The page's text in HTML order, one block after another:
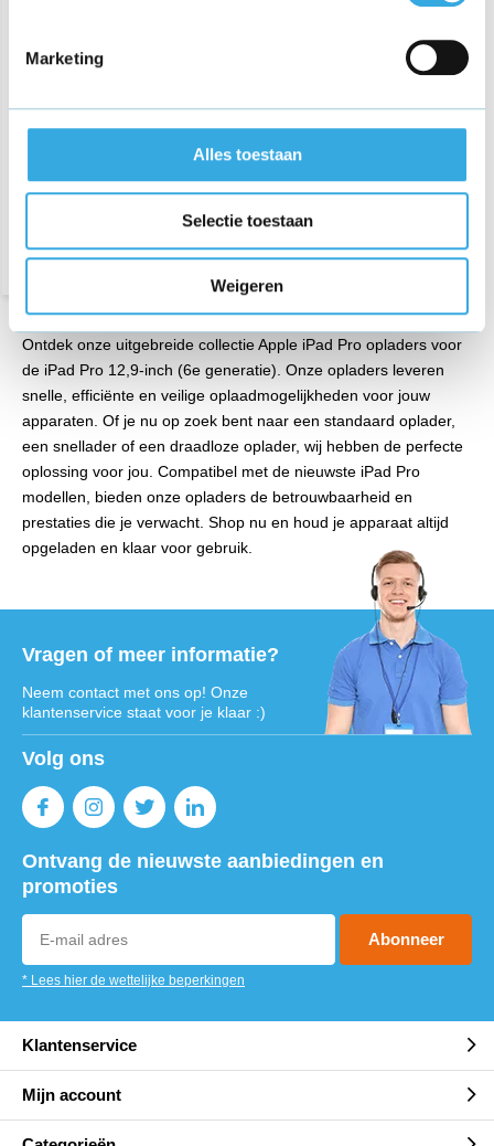
Marketing
Alles toestaan
Selectie toestaan
Weigeren
iPhone USB-C Fast
Charger 20 Watt + USB-C
€ 36,75
Bezorging op maandag of
Ontdek onze uitgebreide collectie Apple iPad Pro opladers voor
de iPad Pro 12,9-inch (6e generatie). Onze opladers leveren
snelle, efficiënte en veilige oplaadmogelijkheden voor jouw
apparaten. Of je nu op zoek bent naar een standaard oplader,
een snellader of een draadloze oplader, wij hebben de perfecte
oplossing voor jou. Compatibel met de nieuwste iPad Pro
modellen, bieden onze opladers de betrouwbaarheid en
prestaties die je verwacht. Shop nu en houd je apparaat altijd
opgeladen en klaar voor gebruik.
Vragen of meer informatie?
Neem contact met ons op! Onze
klantenservice staat voor je klaar :)
Volg ons
Ontvang de nieuwste aanbiedingen en
promoties
Abonneer
* Lees hier de wettelijke beperkingen
Klantenservice
Mijn account